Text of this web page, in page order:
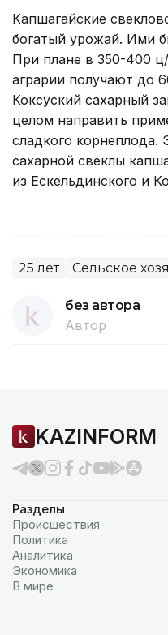
Капшагайские
богатый урожай. Ими
При плане в 350-400 ц/
аграрии получают до
Коксуский сахарный
целом направить
сладкого корнеплода.
сахарной свеклы
из Ескельдинского и
25 лет Сельское
без автора
Автор
KAZINFORM
Разделы
Происшествия
Политика
Аналитика
Экономика
В мире